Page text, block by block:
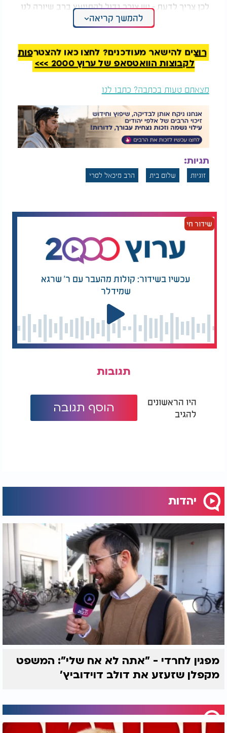
לכן צריך לדעת - יש צורך גדול להתייעץ ברב שיורה לנו
מה לעשות וכיצד מבחינה הלכתית וגם כסיוע מבחינת
הניסיון שלו. במצב כזה הרי שיהיהשלום בית
להמשך קריאה
רוצים להישאר מעודכנים? לחצו כאן להצטרפות
לקבוצות הוואטסאפ של ערוץ 2000 >>>
מצאתם טעות בכתבה? כתבו לנו
תגיות:
זוגיות שלום בית הרב מיכאל לסרי
שידור חי
עכשיו בשידור: קולות מהעבר עם ר' שרגא
שמידלר
תגובות
היו הראשונים
להגיב
הוסף תגובה
יהדות
מפגין לחרדי - "אתה לא אח שלי": המשפט
מקפלן שזעזע את דולב דוידוביץ'